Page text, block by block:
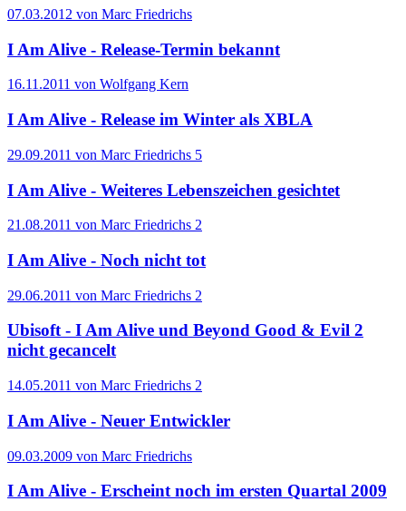
07.03.2012 von Marc Friedrichs
I Am Alive - Release-Termin bekannt
16.11.2011 von Wolfgang Kern
I Am Alive - Release im Winter als XBLA
29.09.2011 von Marc Friedrichs 5
I Am Alive - Weiteres Lebenszeichen gesichtet
21.08.2011 von Marc Friedrichs 2
I Am Alive - Noch nicht tot
29.06.2011 von Marc Friedrichs 2
Ubisoft - I Am Alive und Beyond Good & Evil 2
nicht gecancelt
14.05.2011 von Marc Friedrichs 2
I Am Alive - Neuer Entwickler
09.03.2009 von Marc Friedrichs
I Am Alive - Erscheint noch im ersten Quartal 2009